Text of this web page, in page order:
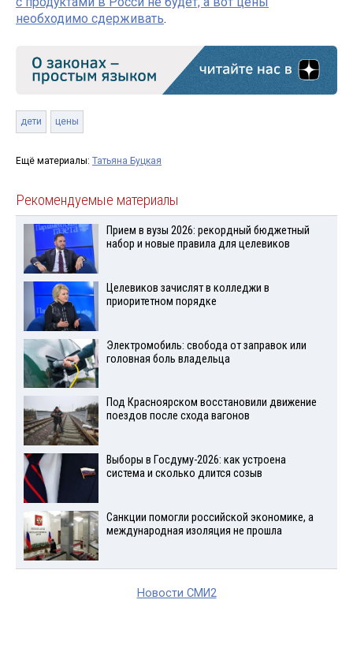
необходимо сдерживать.
дети цены
Ещё материалы: Татьяна Буцкая
Рекомендуемые материалы
Прием в вузы 2026: рекордный бюджетный
набор и новые правила для целевиков
Целевиков зачислят в колледжи в
приоритетном порядке
Электромобиль: свобода от заправок или
головная боль владельца
Под Красноярском восстановили движение
поездов после схода вагонов
Выборы в Госдуму-2026: как устроена
система и сколько длится созыв
Санкции помогли российской экономике, а
международная изоляция не прошла
Новости СМИ2